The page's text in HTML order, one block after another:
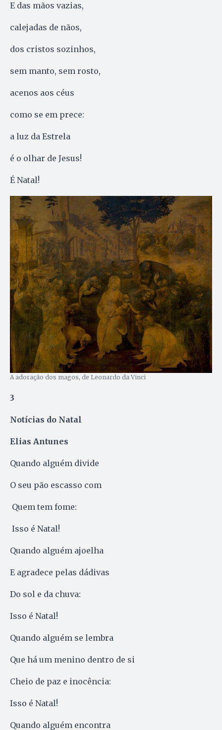
E das mãos vazias,
calejadas de nãos,
dos cristos sozinhos,
sem manto, sem rosto,
acenos aos céus
como se em prece:
a luz da Estrela
é o olhar de Jesus!
É Natal!
A adoração dos magos, de Leonardo da Vinci
3
Notícias do Natal
Elias Antunes
Quando alguém divide
O seu pão escasso com
Quem tem fome:
Isso é Natal!
Quando alguém ajoelha
E agradece pelas dádivas
Do sol e da chuva:
Isso é Natal!
Quando alguém se lembra
Que há um menino dentro de si
Cheio de paz e inocência:
Isso é Natal!
Quando alguém encontra